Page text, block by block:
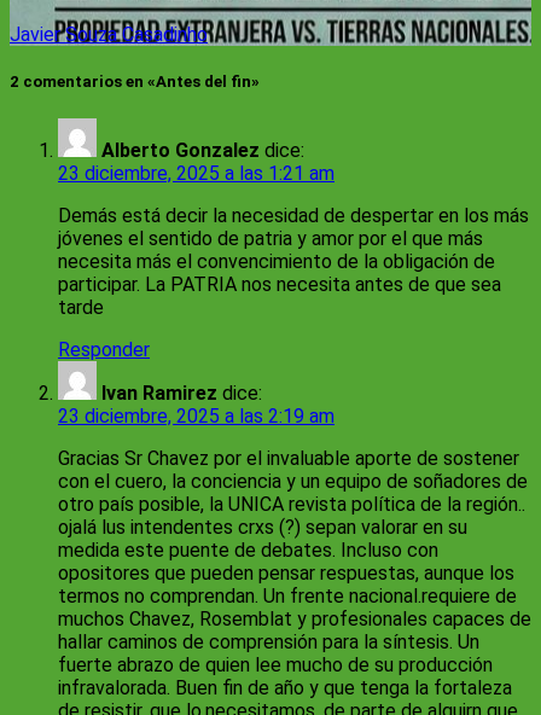
Javier Souza Casadinho
2 comentarios en «Antes del fin»
Alberto Gonzalez dice:
23 diciembre, 2025 a las 1:21 am
Demás está decir la necesidad de despertar en los más
jóvenes el sentido de patria y amor por el que más
necesita más el convencimiento de la obligación de
participar. La PATRIA nos necesita antes de que sea
tarde
Responder
Ivan Ramirez dice:
23 diciembre, 2025 a las 2:19 am
Gracias Sr Chavez por el invaluable aporte de sostener
con el cuero, la conciencia y un equipo de soñadores de
otro país posible, la UNICA revista política de la región..
ojalá lus intendentes crxs (?) sepan valorar en su
medida este puente de debates. Incluso con
opositores que pueden pensar respuestas, aunque los
termos no comprendan. Un frente nacional.requiere de
muchos Chavez, Rosemblat y profesionales capaces de
hallar caminos de comprensión para la síntesis. Un
fuerte abrazo de quien lee mucho de su producción
infravalorada. Buen fin de año y que tenga la fortaleza
de resistir, que lo.necesitamos. de parte de alguirn que